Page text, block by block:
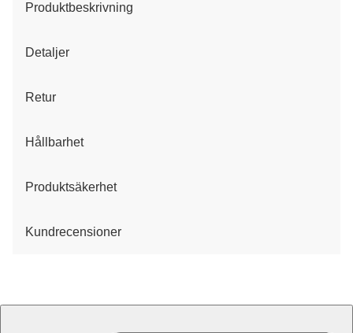
Produktbeskrivning
Detaljer
Retur
Hållbarhet
Produktsäkerhet
Kundrecensioner